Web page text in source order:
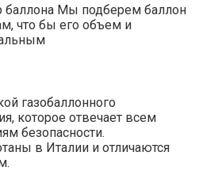
Мы подберем баллон
что бы его объем и
газобаллонного
которое отвечает всем
безопасности.
в Италии и отличаются